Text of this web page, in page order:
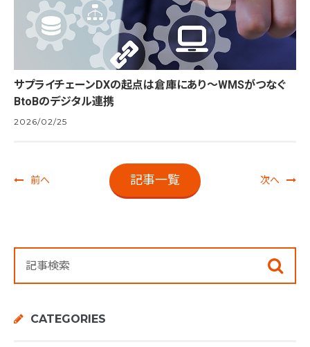
サプライチェーンDXの起点は倉庫にあり～WMSがつなぐ
BtoBのデジタル連携
2026/02/25
前へ 記事一覧 次へ
CATEGORIES